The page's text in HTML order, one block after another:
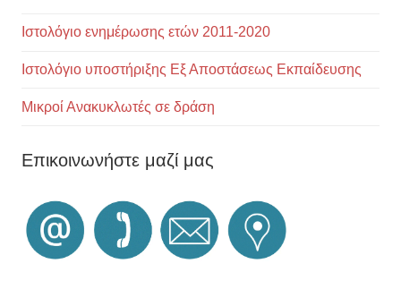
Ιστολόγιο ενημέρωσης ετών 2011-2020
Ιστολόγιο υποστήριξης Εξ Αποστάσεως Εκπαίδευσης
Μικροί Ανακυκλωτές σε δράση
Επικοινωνήστε μαζί μας